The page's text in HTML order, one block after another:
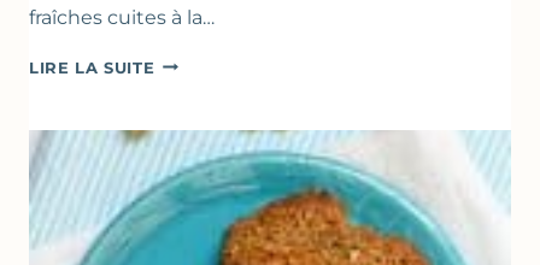
fraîches cuites à la…
LIRE LA SUITE POÊLÉE
&
TOMATES
AU
THYM